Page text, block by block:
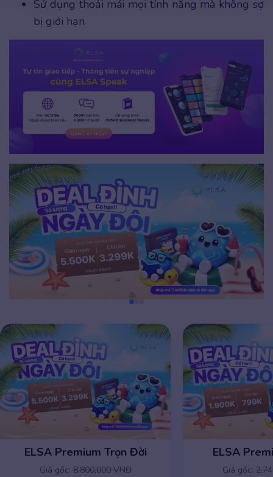
Sử dụng thoải mái mọi tính năng mà không sợ
bị giới hạn
ELSA Premium Trọn Đời
Giá gốc: 8,800,000 VNĐ
ELSA
Giá gốc: